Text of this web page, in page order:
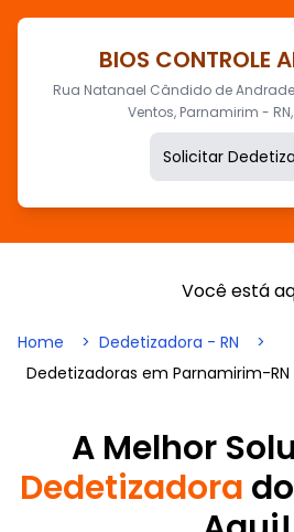
BIOS CONTROLE
Rua Natanael Cândido de
Ventos, Parnamirim -
Solicitar
Você está
Home
Dedetizadora - RN
Dedetizadoras em Parnamirim-RN
A Melhor
Dedetizadora